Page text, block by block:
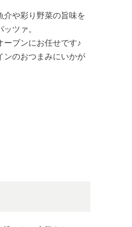
介や彩り野菜の旨味を
ツァ。
ーブンにお任せです♪
ンのおつまみにいかが